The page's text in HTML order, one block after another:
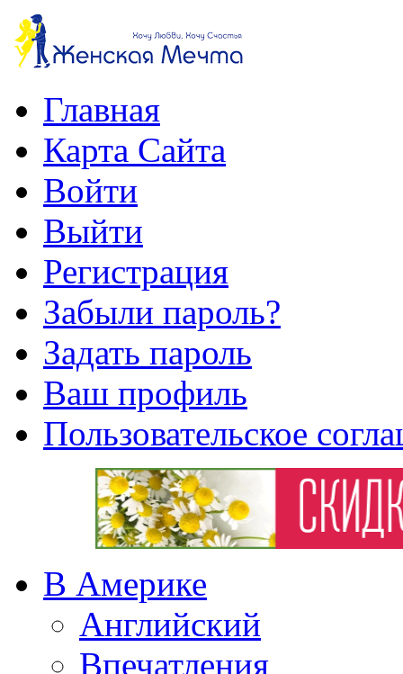
Главная
Карта Сайта
Войти
Выйти
Регистрация
Забыли пароль?
Задать пароль
Ваш профиль
Пользовательское
В Америке
Английский
Впечатления